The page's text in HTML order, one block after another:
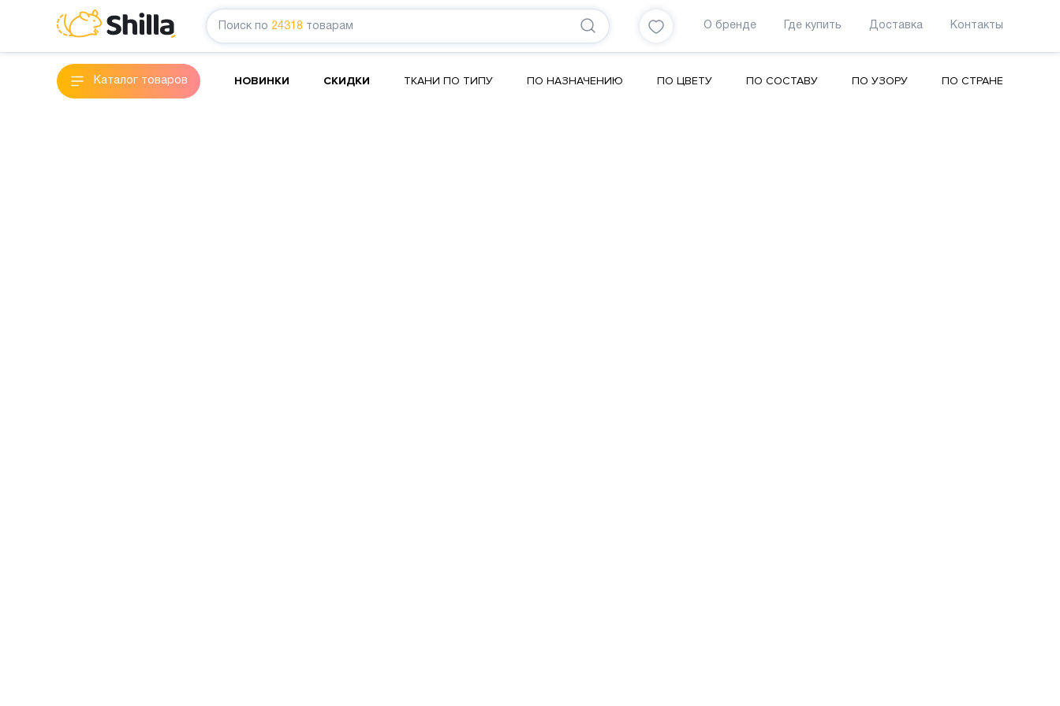
Поиск по 24318 товарам О бренде Где купить Доставка Контакты
Каталог товаров НОВИНКИ СКИДКИ ТКАНИ ПО ТИПУ ПО НАЗНАЧЕНИЮ ПО ЦВЕТУ ПО СОСТАВУ ПО УЗОРУ ПО СТРАНЕ